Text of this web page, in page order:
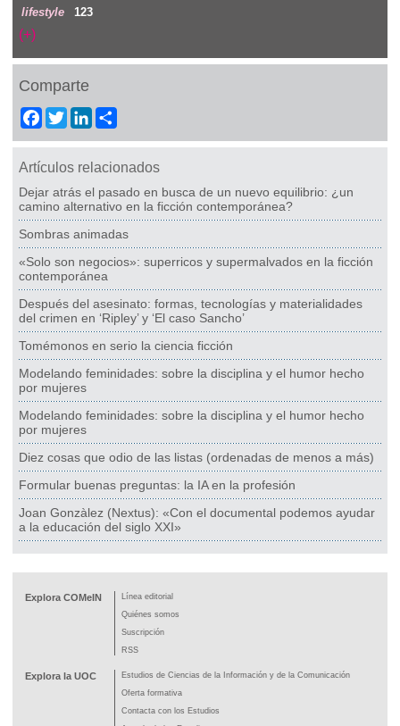
lifestyle
123
(+)
Comparte
Facebook
TwitterLinkedIn
Artículos relacionados
Dejar atrás el pasado en busca de un nuevo equilibrio: ¿un
camino alternativo en la ficción contemporánea?
Sombras animadas
«Solo son negocios»: superricos y supermalvados en la ficción
contemporánea
Después del asesinato: formas, tecnologías y materialidades
del crimen en ‘Ripley’ y ‘El caso Sancho’
Tomémonos en serio la ciencia ficción
Modelando feminidades: sobre la disciplina y el humor hecho
por mujeres
Modelando feminidades: sobre la disciplina y el humor hecho
por mujeres
Diez cosas que odio de las listas (ordenadas de menos a más)
Formular buenas preguntas: la IA en la profesión
Joan Gonzàlez (Nextus): «Con el documental podemos ayudar
a la educación del siglo XXI»
Explora COMeIN
Línea editorial
Quiénes somos
Suscripción
RSS
Explora la UOC
Estudios de Ciencias de la Información y de la Comunicación
Oferta formativa
Contacta con los Estudios